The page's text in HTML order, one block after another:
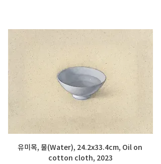
유미목, 물(Water), 24.2x33.4cm, Oil on
cotton cloth, 2023